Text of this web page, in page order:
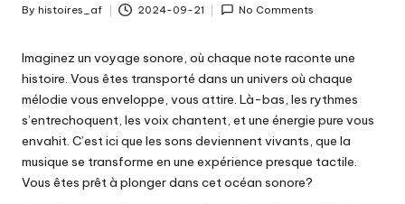
Posted
By histoires_af 2024-09-21 No Comments
Imaginez un voyage sonore, où chaque note raconte une
histoire. Vous êtes transporté dans un univers où chaque
mélodie vous enveloppe, vous attire. Là-bas, les rythmes
s’entrechoquent, les voix chantent, et une énergie pure vous
envahit. C’est ici que les sons deviennent vivants, que la
musique se transforme en une expérience presque tactile.
Vous êtes prêt à plonger dans cet océan sonore?